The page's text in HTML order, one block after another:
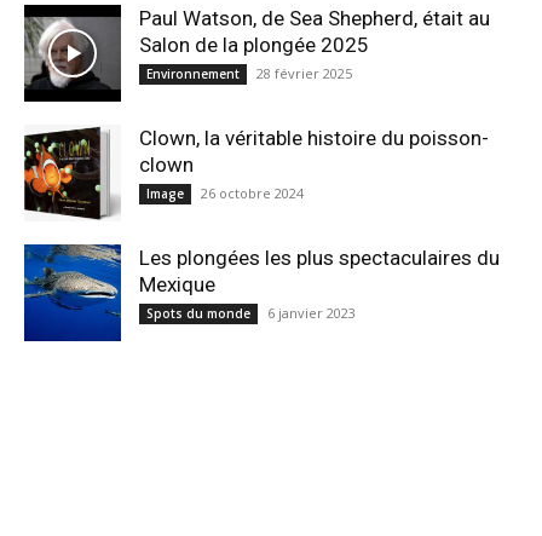
Paul Watson, de Sea Shepherd, était au
Salon de la plongée 2025
Environnement 28 février 2025
Clown, la véritable histoire du poisson-
clown
Image 26 octobre 2024
Les plongées les plus spectaculaires du
Mexique
Spots du monde 6 janvier 2023